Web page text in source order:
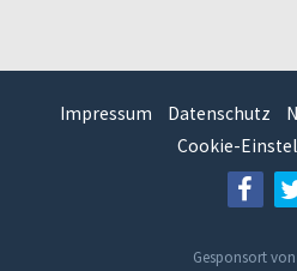
Impressum Datenschutz
Cookie-
Gesponsort von